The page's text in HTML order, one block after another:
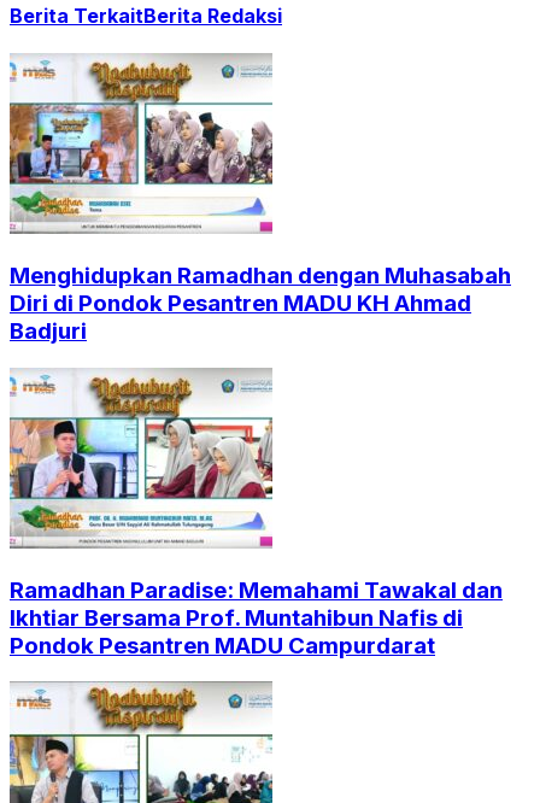
Berita TerkaitBerita Redaksi
Menghidupkan Ramadhan dengan Muhasabah
Diri di Pondok Pesantren MADU KH Ahmad
Badjuri
Ramadhan Paradise: Memahami Tawakal dan
Ikhtiar Bersama Prof. Muntahibun Nafis di
Pondok Pesantren MADU Campurdarat